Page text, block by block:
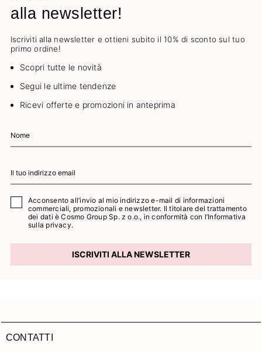
alla newsletter!
Iscriviti alla newsletter e ottieni subito il 10% di sconto sul tuo
primo ordine!
Scopri tutte le novità
Segui le ultime tendenze
Ricevi offerte e promozioni in anteprima
Acconsento all’invio al mio indirizzo e-mail di informazioni
commerciali, promozionali e newsletter. Il titolare del trattamento
dei dati è Cosmo Group Sp. z o.o., in conformità con l’Informativa
sulla privacy.
ISCRIVITI ALLA NEWSLETTER
CONTATTI